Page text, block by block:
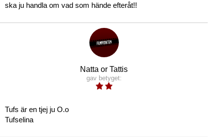
ska ju handla om vad som hände efteråt!!
Natta or Tattis
gav betyget:
Tufs är en tjej ju O.o
Tufselina